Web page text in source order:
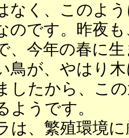
なく、このよ
のです。昨夜
、今年の春に
鳥が、やはり
したから、こ
ようです。
、繁殖環境に